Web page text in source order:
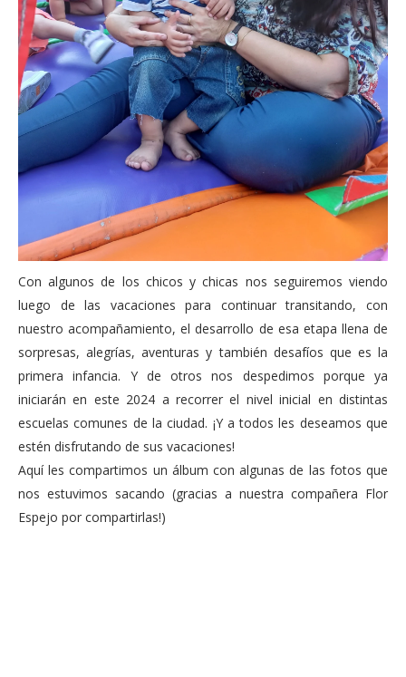
Con algunos de los chicos y chicas nos seguiremos viendo
luego de las vacaciones para continuar transitando, con
nuestro acompañamiento, el desarrollo de esa etapa llena de
sorpresas, alegrías, aventuras y también desafíos que es la
primera infancia. Y de otros nos despedimos porque ya
iniciarán en este 2024 a recorrer el nivel inicial en distintas
escuelas comunes de la ciudad. ¡Y a todos les deseamos que
estén disfrutando de sus vacaciones!
Aquí les compartimos un álbum con algunas de las fotos que
nos estuvimos sacando (gracias a nuestra compañera Flor
Espejo por compartirlas!)